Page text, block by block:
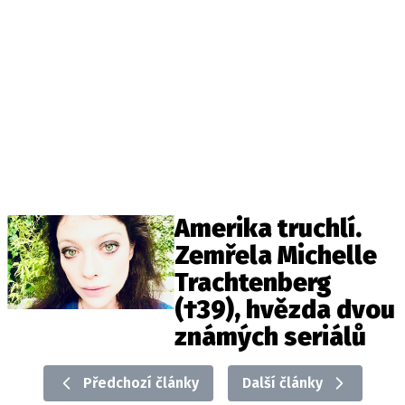
Amerika truchlí.
Zemřela Michelle
Trachtenberg
(†39), hvězda dvou
známých seriálů
Předchozí články Další články